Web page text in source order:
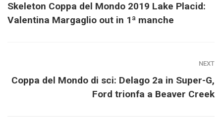
Skeleton Coppa del Mondo 2019 Lake Placid:
Valentina Margaglio out in 1ª manche
NEXT
Coppa del Mondo di sci: Delago 2a in Super-G,
Ford trionfa a Beaver Creek